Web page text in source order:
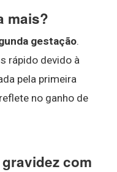
mais?
gestação.
rápido devido à
pela primeira
no ganho de
com